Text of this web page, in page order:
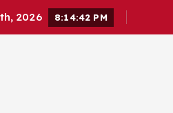
2026 8:14:43 PM